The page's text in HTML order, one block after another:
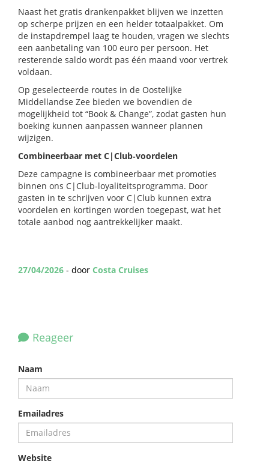
Naast het gratis drankenpakket blijven we inzetten
op scherpe prijzen en een helder totaalpakket. Om
de instapdrempel laag te houden, vragen we slechts
een aanbetaling van 100 euro per persoon. Het
resterende saldo wordt pas één maand voor vertrek
voldaan.
Op geselecteerde routes in de Oostelijke
Middellandse Zee bieden we bovendien de
mogelijkheid tot “Book & Change”, zodat gasten hun
boeking kunnen aanpassen wanneer plannen
wijzigen.
Combineerbaar met C|Club‑voordelen
Deze campagne is combineerbaar met promoties
binnen ons C|Club‑loyaliteitsprogramma. Door
gasten in te schrijven voor C|Club kunnen extra
voordelen en kortingen worden toegepast, wat het
totale aanbod nog aantrekkelijker maakt.
27/04/2026 - door Costa Cruises
Reageer
Naam
Emailadres
Website